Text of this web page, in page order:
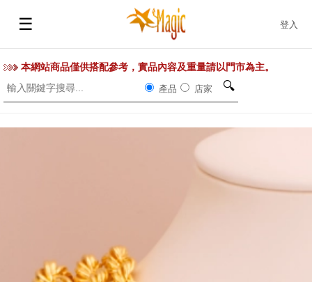
☰ 登入
本網站商品僅供搭配參考，實品內容及重量請以門市為主。
產品 店家 🔍